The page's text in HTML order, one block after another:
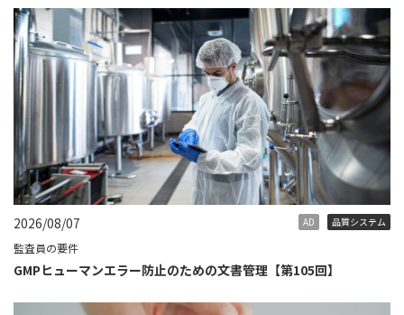
2026/08/07 AD 品質システム
監査員の要件
GMPヒューマンエラー防止のための文書管理【第105回】